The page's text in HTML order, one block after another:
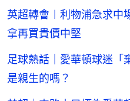
英超轉會︱利物浦急求
拿再買貴價中堅
足球熱話｜愛華頓球迷
是親生的嗎？